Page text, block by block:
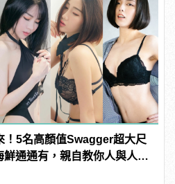
！5名高顏值Swagger超大尺
通通有，親自教你人與人的
變型男